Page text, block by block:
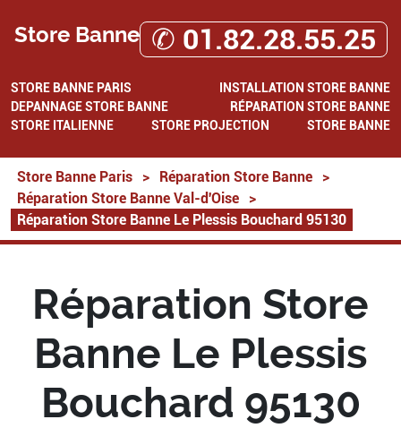
Store Banne ✆ 01.82.28.55.25
STORE BANNE PARIS
INSTALLATION STORE BANNE
DEPANNAGE STORE BANNE
RÉPARATION STORE BANNE
STORE ITALIENNE
STORE PROJECTION STORE BANNE
Store Banne Paris > Réparation Store Banne
>
Réparation Store Banne Val-d'Oise
>
Réparation Store Banne Le Plessis Bouchard 95130
Réparation Store
Banne Le Plessis
Bouchard 95130